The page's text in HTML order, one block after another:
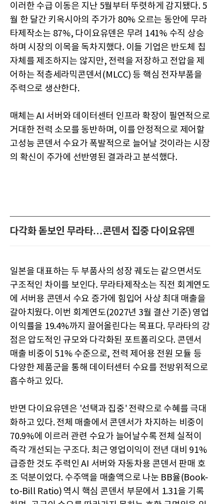
이러한 수급 이동은 지난 5월부터 뚜렷하게 감지됐다. 5
월 한 달간 키옥시아의 주가가 80% 오르는 동안에 무라
타제작소는 87%, 다이요유덴은 무려 141% 수직 상승
하며 시장의 이목을 독차지했다. 이들 기업은 반도체 칩
자체를 제조하지는 않지만, 전력을 저장하고 전압을 제
어하는 적층세라믹콘덴서(MLCC) 등 핵심 전자부품을
주력으로 생산한다.
매체는 AI 서버와 데이터센터 인프라 확장이 필연적으로
거대한 전력 소모를 동반하며, 이를 안정적으로 제어할
고성능 콘덴서 수요가 폭발적으로 늘어날 것이라는 시장
의 확신이 주가에 선반영된 결과라고 분석했다.
다각화 돋보인 무라타…콘덴서 집중 다이요유덴
일본을 대표하는 두 부품사의 성장 궤도는 같으면서도
구조적인 차이를 보인다. 무라타제작소는 직전 회계연도
에 서버용 콘덴서 수요 증가에 힘입어 사상 최대 매출을
갈아치웠다. 이번 회계연도(2027년 3월 결산 기준) 영업
이익률을 19.4%까지 끌어올린다는 목표다. 무라타의 강
점은 압도적인 규모와 다각화된 포트폴리오다. 콘덴서
매출 비중이 51% 수준으로, 전력 제어용 전원 모듈 등
다양한 제품군을 통해 데이터센터 수요를 전방위적으로
흡수하고 있다.
반면 다이요유덴은 '선택과 집중' 전략으로 수혜를 극대
화하고 있다. 전체 매출에서 콘덴서가 차지하는 비중이
70.9%에 이르러 관련 수요가 늘어날수록 전체 실적이
즉각 개선되는 구조다. 최근 영업이익이 전년 대비 91%
급증한 것도 주력인 AI 서버와 자동차용 콘덴서 판매 호
조 덕분이었다. 수주액을 매출액으로 나눈 BB율(Book-
to-Bill Ratio) 역시 핵심 콘덴서 부문에서 1.31을 기록